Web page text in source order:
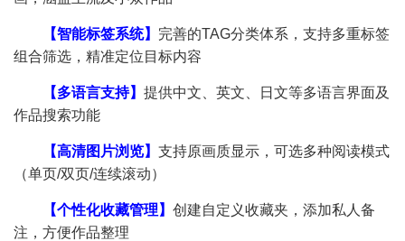
【智能标签系统】 完善的TAG分类体系，支持多重标签
组合筛选，精准定位目标内容
【多语言支持】 提供中文、英文、日文等多语言界面及
作品搜索功能
【高清图片浏览】 支持原画质显示，可选多种阅读模式
（单页/双页/连续滚动）
【个性化收藏管理】 创建自定义收藏夹，添加私人备
注，方便作品整理